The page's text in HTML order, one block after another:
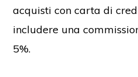
acquisti con carta di
includere una
5%.